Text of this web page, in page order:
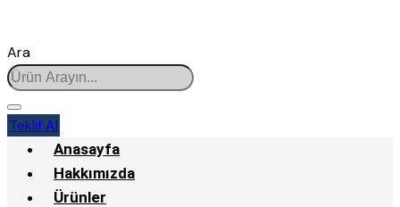
Ara
Teklif Al
Anasayfa
Hakkımızda
Ürünler